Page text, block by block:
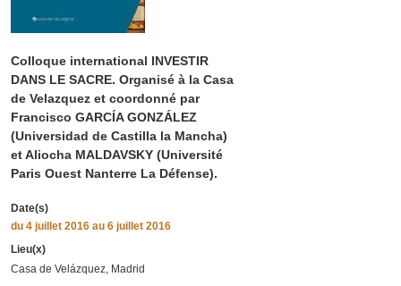
Colloque international INVESTIR
DANS LE SACRE. Organisé à la Casa
de Velazquez et coordonné par
Francisco GARCÍA GONZÁLEZ
(Universidad de Castilla la Mancha)
et Aliocha MALDAVSKY (Université
Paris Ouest Nanterre La Défense).
Date(s)
du 4 juillet 2016 au 6 juillet 2016
Lieu(x)
Casa de Velázquez, Madrid